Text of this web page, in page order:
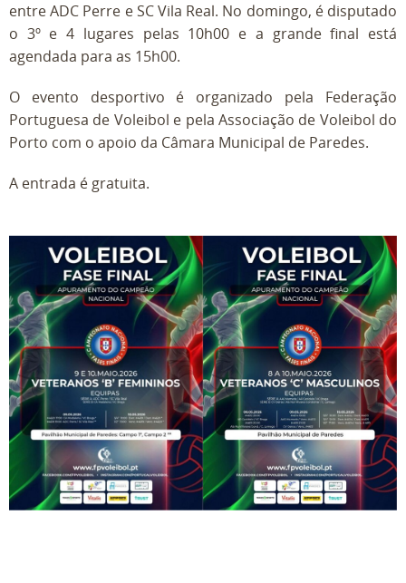
entre ADC Perre e SC Vila Real. No domingo, é disputado
o 3º e 4 lugares pelas 10h00 e a grande final está
agendada para as 15h00.
O evento desportivo é organizado pela Federação
Portuguesa de Voleibol e pela Associação de Voleibol do
Porto com o apoio da Câmara Municipal de Paredes.
A entrada é gratuita.